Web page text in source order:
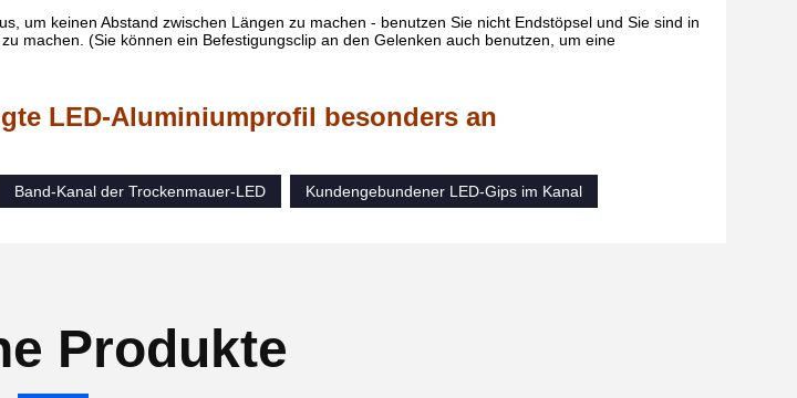
um keinen Abstand zwischen Längen zu machen - benutzen Sie nicht Endstöpsel und Sie sind in
machen. (Sie können ein Befestigungsclip an den Gelenken auch benutzen, um eine
LED-Aluminiumprofil besonders an
Band-Kanal der Trockenmauer-LED Kundengebundener LED-Gips im Kanal
Produkte